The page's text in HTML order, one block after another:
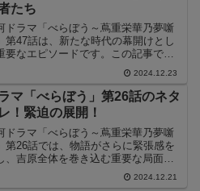
たち
ドラマ「べらぼう～蔦重栄華乃夢噺
第47話は、新たな時代の幕開けとし
要なエピソードです。この記事で
第47話の見どころや感動的な場面に
2024.12.23
ラマ「べらぼう」第26話のネタ
！緊迫の展開！
ドラマ「べらぼう～蔦重栄華乃夢噺
第26話では、物語がさらに緊張感を
、吉原全体を巻き込む重要な局面が
れました。この記事では、第26話の
と次回への伏線を解説します。
2024.12.21